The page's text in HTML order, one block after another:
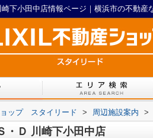
ョップ スタイリード > 周辺施設案内 >
・Ｄ 川崎下小田中店